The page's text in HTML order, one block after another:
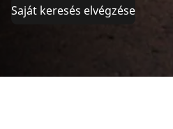
Saját keresés elvégzése